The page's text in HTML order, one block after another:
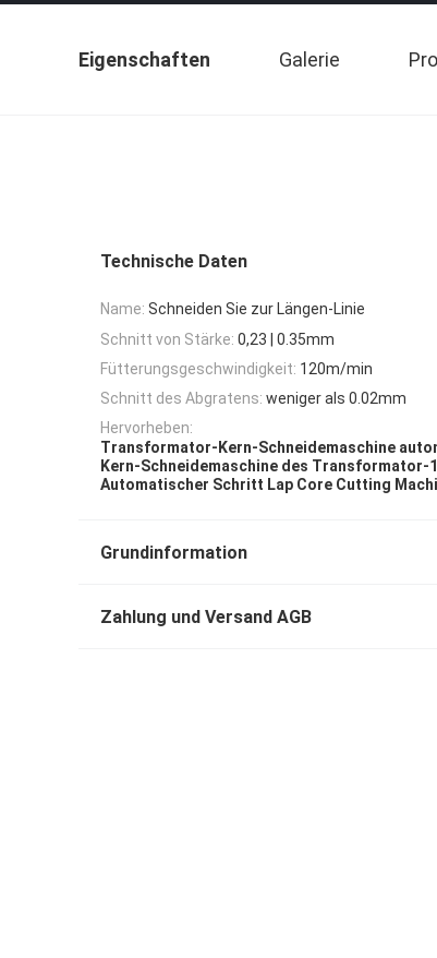
Eigenschaften Galerie
Technische Daten
Name: Schneiden Sie zur Längen-Linie
Schnitt von Stärke: 0,23 | 0.35mm
Fütterungsgeschwindigkeit: 120m/min
Schnitt des Abgratens: weniger als 0.02mm
Hervorheben:
Transformator-Kern-Schneidemaschine
Kern-Schneidemaschine des Transformator-
Automatischer Schritt Lap Core Cutting
Grundinformation
Zahlung und Versand AGB